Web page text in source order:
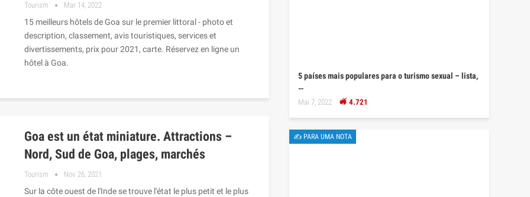
Tourism Mar 14, 2022
15 meilleurs hôtels de Goa sur le premier littoral - photo et
description, classement, avis touristiques, services et
divertissements, prix pour 2021, carte. Réservez en ligne un
hôtel à Goa.
Goa est un état miniature. Attractions –
Nord, Sud de Goa, plages, marchés
Tourism Nov 26, 2021
Sur la côte ouest de l'Inde se trouve l'état le plus petit et le plus
5 países mais populares para o turismo sexual – lista,
…
Mai 7, 2022 4.721
✍ PARA UMA NOTA